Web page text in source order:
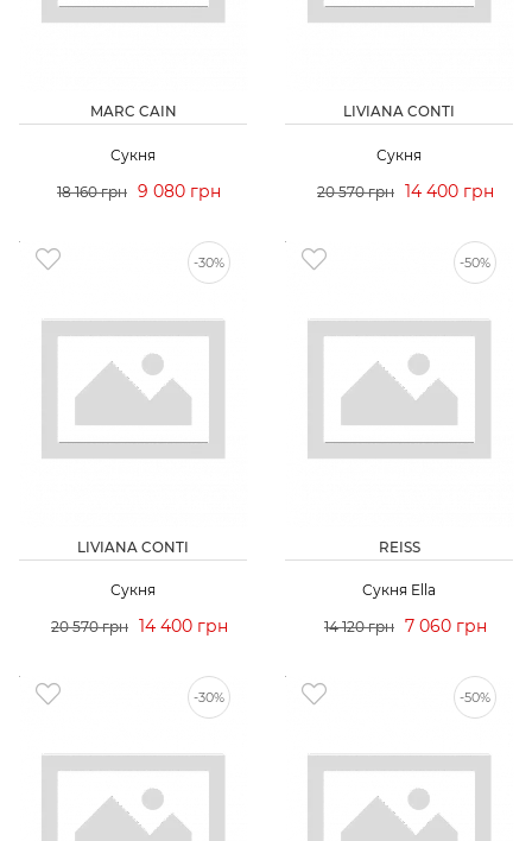
MARC CAIN
Сукня
18 160 грн 9 080 грн
LIVIANA CONTI
Сукня
20 570 грн 14 400 грн
-30%
LIVIANA CONTI
Сукня
20 570 грн 14 400 грн
-50%
REISS
Сукня Ella
14 120 грн 7 060 грн
-30% -50%